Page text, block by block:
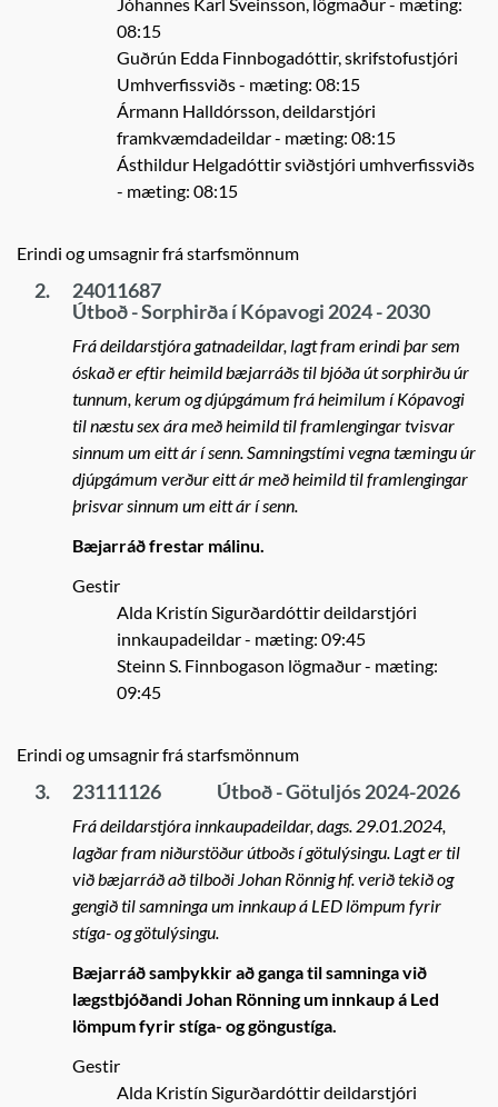
08:15
Guðrún Edda Finnbogadóttir, skrifstofustjóri
Umhverfissviðs- mæting: 08:15
Ármann Halldórsson, deildarstjóri
framkvæmdadeildar- mæting: 08:15
Ásthildur Helgadóttir sviðstjóri umhverfissviðs
- mæting: 08:15
Erindi og umsagnir frá starfsmönnum
2.
24011687
Útboð - Sorphirða í Kópavogi 2024 - 2030
Frá deildarstjóra gatnadeildar, lagt fram erindi þar sem
óskað er eftir heimild bæjarráðs til bjóða út sorphirðu úr
tunnum, kerum og djúpgámum frá heimilum í Kópavogi
til næstu sex ára með heimild til framlengingar tvisvar
sinnum um eitt ár í senn. Samningstími vegna tæmingu úr
djúpgámum verður eitt ár með heimild til framlengingar
þrisvar sinnum um eitt ár í senn.
Bæjarráð frestar málinu.
Gestir
Alda Kristín Sigurðardóttir deildarstjóri
innkaupadeildar- mæting: 09:45
Steinn S. Finnbogason lögmaður- mæting:
09:45
Erindi og umsagnir frá starfsmönnum
3. 23111126 Útboð - Götuljós 2024-2026
Frá deildarstjóra innkaupadeildar, dags. 29.01.2024,
lagðar fram niðurstöður útboðs í götulýsingu. Lagt er til
við bæjarráð að tilboði Johan Rönnig hf. verið tekið og
gengið til samninga um innkaup á LED lömpum fyrir
stíga- og götulýsingu.
Bæjarráð samþykkir að ganga til samninga við
lægstbjóðandi Johan Rönning um innkaup á Led
lömpum fyrir stíga- og göngustíga.
Gestir
Alda Kristín Sigurðardóttir deildarstjóri